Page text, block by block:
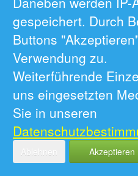
gespeichert. Durch
Buttons
Verwendung zu.
Weiterführende
uns eingesetzten
Sie in unseren
Ablehnen Akzeptieren